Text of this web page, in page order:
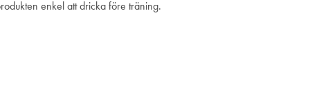
enkel att dricka före träning.